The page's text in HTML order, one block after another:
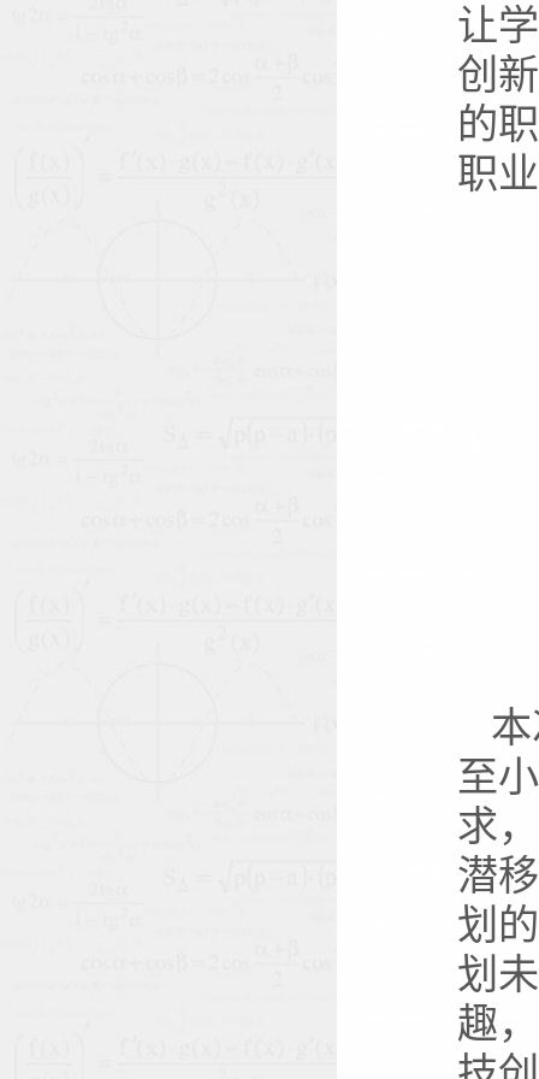
让
创
的
职
至
求
潜
划
划
趣